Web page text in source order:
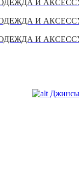
И
И
И
Джинсы